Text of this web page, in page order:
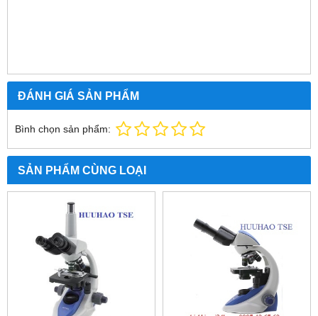
ĐÁNH GIÁ SẢN PHẨM
Bình chọn sản phẩm:
SẢN PHẨM CÙNG LOẠI